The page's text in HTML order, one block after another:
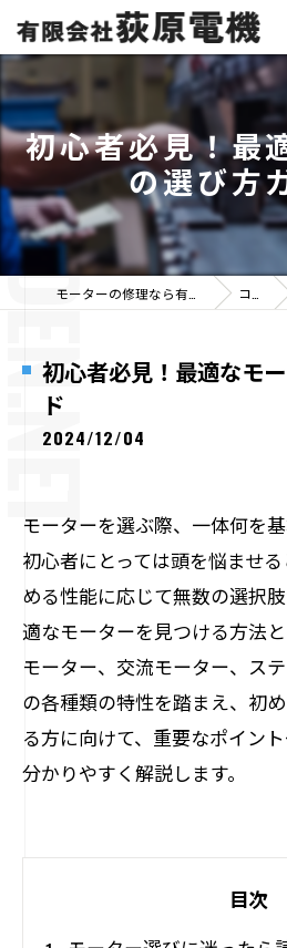
初心者必見！最
の選び方
コラム
初心者必見！最適なモ
ド
2024/12/04
モーターを選ぶ際、一体何を
初心者にとっては頭を悩ませ
める性能に応じて無数の選択
適なモーターを見つける方法
モーター、交流モーター、ス
の各種類の特性を踏まえ、初
る方に向けて、重要なポイン
分かりやすく解説します。
目次